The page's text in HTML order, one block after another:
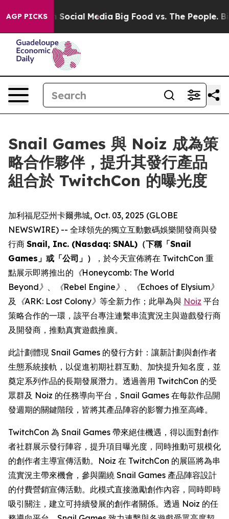
AGP PICKSon Social Media Big Food vs. The People. Big
Snail Games 與 Noiz 成為策
略合作夥伴，提升其發行產品
組合於 TwitchCon 的曝光度
加利福尼亞州卡爾弗城, Oct. 03, 2025 (GLOBE
NEWSWIRE) -- 全球領先的獨立互動數碼娛樂開發商與發
行商 Snail, Inc. (Nasdaq: SNAL)（下稱「Snail
Games」或「公司」）
，於今天宣佈將在 TwitchCon 重
點展示即將推出的 《Honeycomb: The World
Beyond》 、 《Rebel Engine》 、
《Echoes of Elysium》
及
《ARK: Lost Colony》 等全新力作；此舉為與 Noiz 平台
策略合作的一環，該平台專注連繫串流實況主與遊戲發行商
及開發商，推動真實遊戲推廣。
此計劃體現 Snail Games 的發行方針：讓新計劃與創作者
生態系統接軌，以促進初期社群互動、加快提升知名度，並
奠定系列作品的長期發展潛力。透過善用 TwitchCon 的受
眾群及 Noiz 的任務導向平台，Snail Games 在每款作品開
發週期的關鍵階段，皆將其產品陣容的影響力推至高峰。
TwitchCon 為 Snail Games 帶來絕佳機遇，得以面對創作
者社群展示發行陣容，提升項目曝光度，同時推動可規模化
的創作者主導宣傳活動。Noiz 在 TwitchCon 的展區將為串
流實況主帶來機會，參與圍繞 Snail Games 產品陣容設計
的付費營銷宣傳活動。此模式直接激勵創作內容，同時即時
吸引關注，建立可持續發展的創作者關係。透過 Noiz 的任